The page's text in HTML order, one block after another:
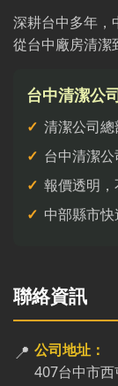
深耕台中多年，
從台中廠房清潔
台中清潔公
清潔公司
台中清潔
報價透明
中部縣市
聯絡資訊
📍 公司地址：
407台中市